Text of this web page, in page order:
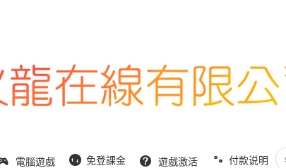
電腦遊戲 免登課金 遊戲激活 付款说明